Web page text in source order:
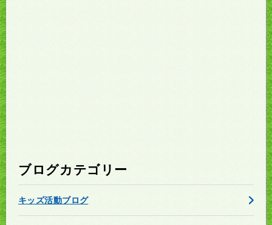
ブログカテゴリー
キッズ活動ブログ